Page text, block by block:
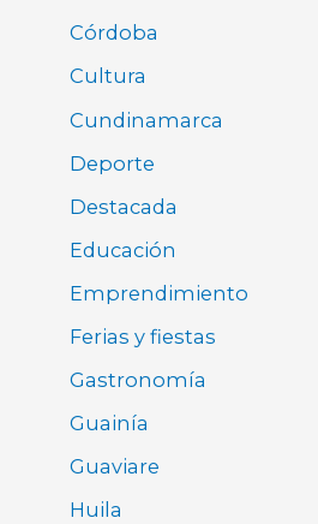
Córdoba
Cultura
Cundinamarca
Deporte
Destacada
Educación
Emprendimiento
Ferias y fiestas
Gastronomía
Guainía
Guaviare
Huila